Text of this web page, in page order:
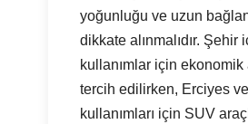
yoğunluğu ve uzun
dikkate alınmalıdır. Şehir
kullanımlar için ekonomik
tercih edilirken, Erciyes
kullanımları için SUV